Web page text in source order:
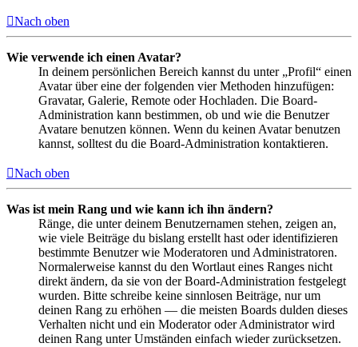
Nach oben
Wie verwende ich einen Avatar?
In deinem persönlichen Bereich kannst du unter „Profil“ einen
Avatar über eine der folgenden vier Methoden hinzufügen:
Gravatar, Galerie, Remote oder Hochladen. Die Board-
Administration kann bestimmen, ob und wie die Benutzer
Avatare benutzen können. Wenn du keinen Avatar benutzen
kannst, solltest du die Board-Administration kontaktieren.
Nach oben
Was ist mein Rang und wie kann ich ihn ändern?
Ränge, die unter deinem Benutzernamen stehen, zeigen an,
wie viele Beiträge du bislang erstellt hast oder identifizieren
bestimmte Benutzer wie Moderatoren und Administratoren.
Normalerweise kannst du den Wortlaut eines Ranges nicht
direkt ändern, da sie von der Board-Administration festgelegt
wurden. Bitte schreibe keine sinnlosen Beiträge, nur um
deinen Rang zu erhöhen — die meisten Boards dulden dieses
Verhalten nicht und ein Moderator oder Administrator wird
deinen Rang unter Umständen einfach wieder zurücksetzen.